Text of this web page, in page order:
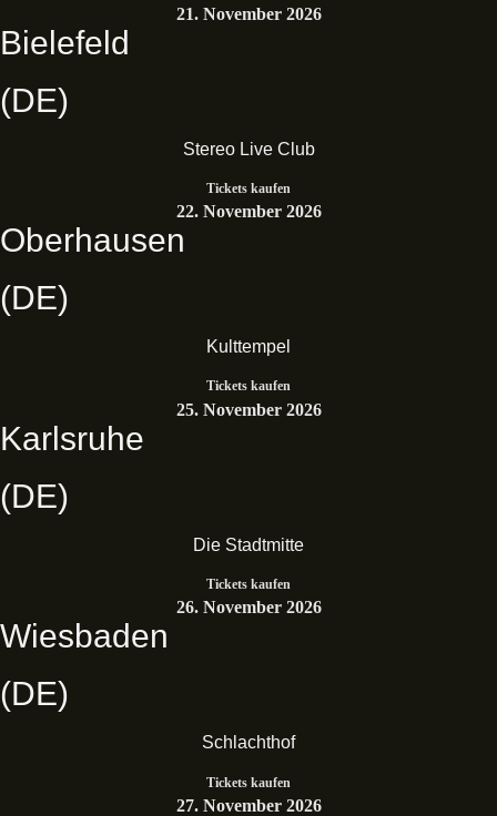
21. November 2026
Bielefeld
(DE)
Stereo Live Club
Tickets kaufen
22. November 2026
Oberhausen
(DE)
Kulttempel
Tickets kaufen
25. November 2026
Karlsruhe
(DE)
Die Stadtmitte
Tickets kaufen
26. November 2026
Wiesbaden
(DE)
Schlachthof
Tickets kaufen
27. November 2026